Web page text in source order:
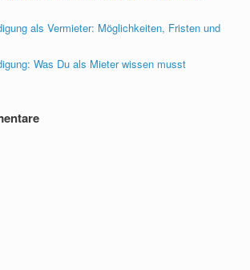
als Vermieter: Möglichkeiten, Fristen und
Was Du als Mieter wissen musst